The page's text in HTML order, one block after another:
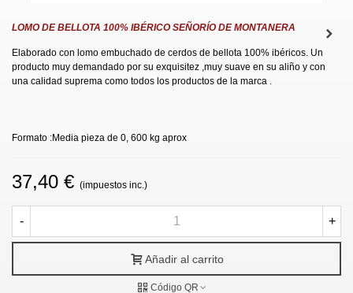
LOMO DE BELLOTA 100% IBÉRICO SEÑORÍO DE MONTANERA
Elaborado con lomo embuchado de cerdos de bellota 100% ibéricos. Un
producto muy demandado por su exquisitez ,muy suave en su aliño y con
una calidad suprema como todos los productos de la marca .
Formato :Media pieza de 0, 600 kg aprox
37,40 € (impuestos inc.)
- +
Añadir al carrito
Código QR